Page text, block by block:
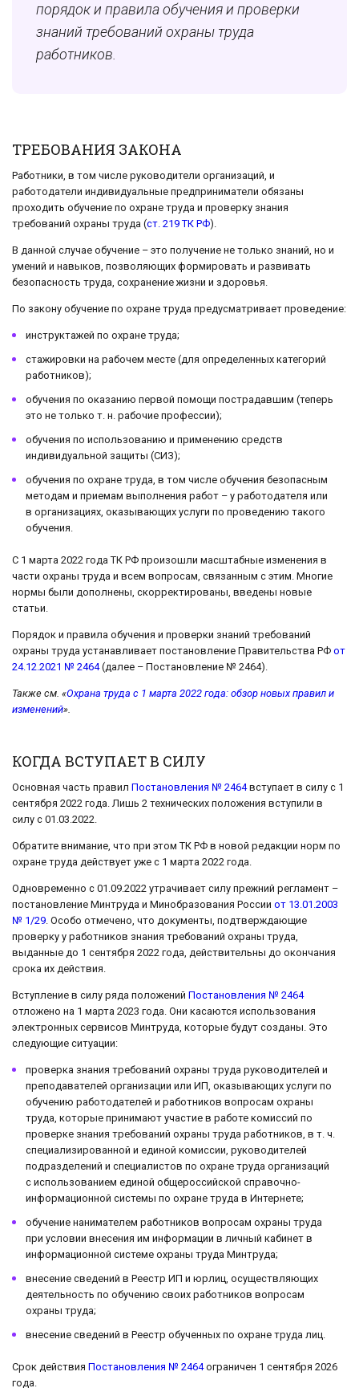
порядок и правила обучения и проверки
знаний требований охраны труда
работников.
ТРЕБОВАНИЯ ЗАКОНА
Работники, в том числе руководители организаций, и
работодатели индивидуальные предприниматели обязаны
проходить обучение по охране труда и проверку знания
требований охраны труда (ст. 219 ТК РФ).
В данной случае обучение – это получение не только знаний, но и
умений и навыков, позволяющих формировать и развивать
безопасность труда, сохранение жизни и здоровья.
По закону обучение по охране труда предусматривает проведение:
инструктажей по охране труда;
стажировки на рабочем месте (для определенных категорий
работников);
обучения по оказанию первой помощи пострадавшим (теперь
это не только т. н. рабочие профессии);
обучения по использованию и применению средств
индивидуальной защиты (СИЗ);
обучения по охране труда, в том числе обучения безопасным
методам и приемам выполнения работ – у работодателя или
в организациях, оказывающих услуги по проведению такого
обучения.
С 1 марта 2022 года ТК РФ произошли масштабные изменения в
части охраны труда и всем вопросам, связанным с этим. Многие
нормы были дополнены, скорректированы, введены новые
статьи.
Порядок и правила обучения и проверки знаний требований
охраны труда устанавливает постановление Правительства РФ от
24.12.2021 № 2464(далее – Постановление № 2464).
Также см. «Охрана труда с 1 марта 2022 года: обзор новых правил и
изменений».
КОГДА ВСТУПАЕТ В СИЛУ
Основная часть правил Постановления № 2464вступает в силу с 1
сентября 2022 года. Лишь 2 технических положения вступили в
силу с 01.03.2022.
Обратите внимание, что при этом ТК РФ в новой редакции норм по
охране труда действует уже с 1 марта 2022 года.
Одновременно с 01.09.2022 утрачивает силу прежний регламент –
постановление Минтруда и Минобразования России от 13.01.2003
№ 1/29. Особо отмечено, что документы, подтверждающие
проверку у работников знания требований охраны труда,
выданные до 1 сентября 2022 года, действительны до окончания
срока их действия.
Вступление в силу ряда положений Постановления № 2464
отложено на 1 марта 2023 года. Они касаются использования
электронных сервисов Минтруда, которые будут созданы. Это
следующие ситуации:
проверка знания требований охраны труда руководителей и
преподавателей организации или ИП, оказывающих услуги по
обучению работодателей и работников вопросам охраны
труда, которые принимают участие в работе комиссий по
проверке знания требований охраны труда работников, в т. ч.
специализированной и единой комиссии, руководителей
подразделений и специалистов по охране труда организаций
с использованием единой общероссийской справочно-
информационной системы по охране труда в Интернете;
обучение нанимателем работников вопросам охраны труда
при условии внесения им информации в личный кабинет в
информационной системе охраны труда Минтруда;
внесение сведений в Реестр ИП и юрлиц, осуществляющих
деятельность по обучению своих работников вопросам
охраны труда;
внесение сведений в Реестр обученных по охране труда лиц.
Срок действия Постановления № 2464ограничен 1 сентября 2026
года.